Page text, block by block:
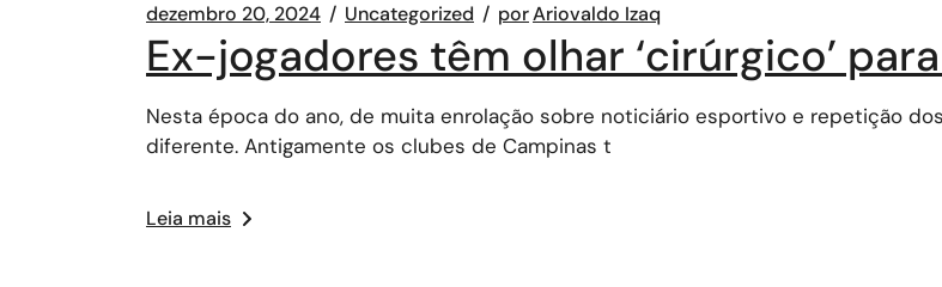
dezembro 20, 2024 Uncategorized porAriovaldo Izaq
Ex-jogadores têm olhar ‘cirúrgico’
Nesta época do ano, de muita enrolação sobre noticiário esportivo e repetição
diferente. Antigamente os clubes de Campinas t
Leia mais